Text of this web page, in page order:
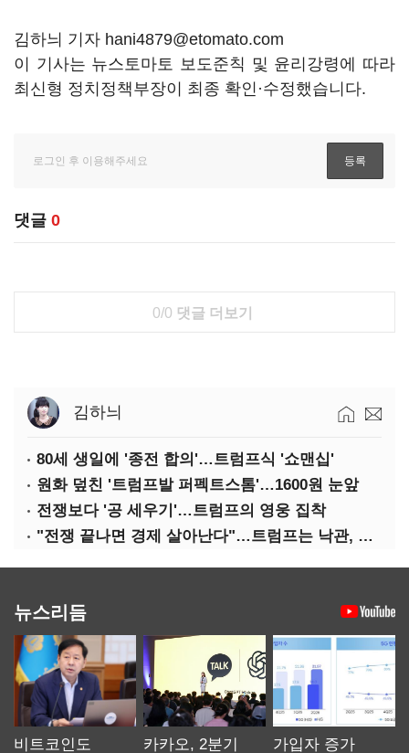
김하늬 기자 hani4879@etomato.com
이 기사는 뉴스토마토 보도준칙 및 윤리강령에 따라
최신형 정치정책부장이 최종 확인·수정했습니다.
댓글 0
0/0 댓글 더보기
김하늬
80세 생일에 '종전 합의'…트럼프식 '쇼맨십'
원화 덮친 '트럼프발 퍼펙트스톰'…1600원 눈앞
전쟁보다 '공 세우기'…트럼프의 영웅 집착
"전쟁 끝나면 경제 살아난다"…트럼프는 낙관, 미국인은 싸늘
뉴스리듬
비트코인도
카카오, 2분기
가입자 증가